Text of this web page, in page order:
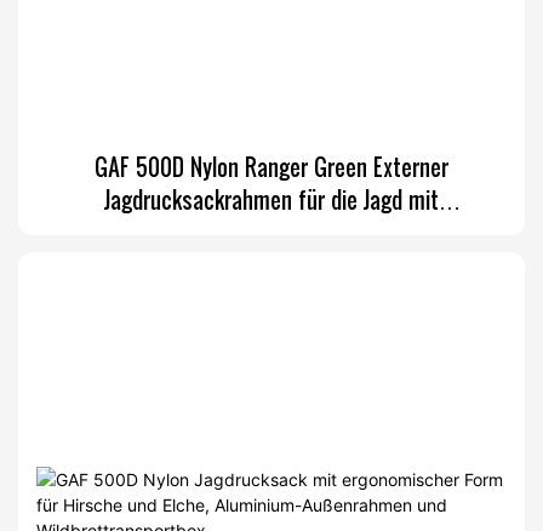
GAF 500D Nylon Ranger Green Externer
Jagdrucksackrahmen für die Jagd mit